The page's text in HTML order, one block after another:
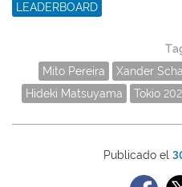
LEADERBOARD
Mito Pereira
Xander
Hideki Matsuyama
Tokio
Publicado el